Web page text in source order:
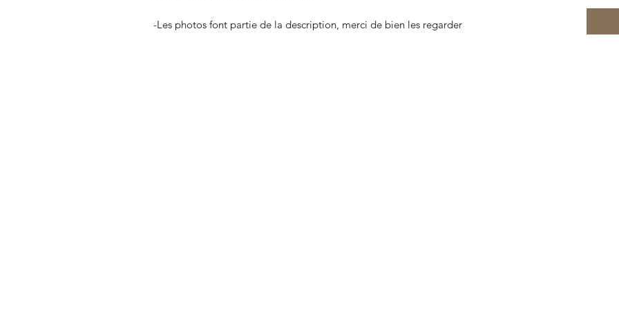
-Les photos font partie de la description, merci de bien les regarder